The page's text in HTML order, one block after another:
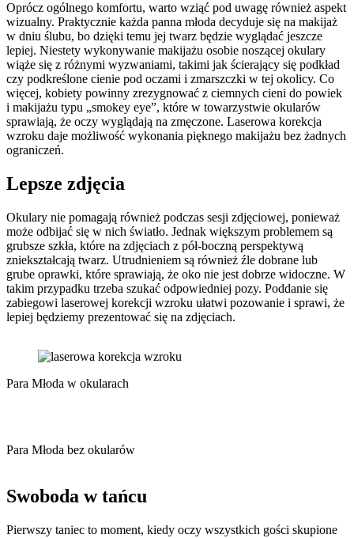
Oprócz ogólnego komfortu, warto wziąć pod uwagę również aspekt
wizualny. Praktycznie każda panna młoda decyduje się na makijaż
w dniu ślubu, bo dzięki temu jej twarz będzie wyglądać jeszcze
lepiej. Niestety wykonywanie makijażu osobie noszącej okulary
wiąże się z różnymi wyzwaniami, takimi jak ścierający się podkład
czy podkreślone cienie pod oczami i zmarszczki w tej okolicy. Co
więcej, kobiety powinny zrezygnować z ciemnych cieni do powiek
i makijażu typu „smokey eye”, które w towarzystwie okularów
sprawiają, że oczy wyglądają na zmęczone. Laserowa korekcja
wzroku daje możliwość wykonania pięknego makijażu bez żadnych
ograniczeń.
Lepsze zdjęcia
Okulary nie pomagają również podczas sesji zdjęciowej, ponieważ
może odbijać się w nich światło. Jednak większym problemem są
grubsze szkła, które na zdjęciach z pół-boczną perspektywą
zniekształcają twarz. Utrudnieniem są również źle dobrane lub
grube oprawki, które sprawiają, że oko nie jest dobrze widoczne. W
takim przypadku trzeba szukać odpowiedniej pozy. Poddanie się
zabiegowi laserowej korekcji wzroku ułatwi pozowanie i sprawi, że
lepiej będziemy prezentować się na zdjęciach.
Para Młoda w okularach
Para Młoda bez okularów
Swoboda w tańcu
Pierwszy taniec to moment, kiedy oczy wszystkich gości skupione